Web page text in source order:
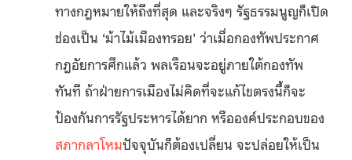
ทางกฎหมายให้ถึงที่สุด และจริงๆ รัฐธรรมนูญก็เปิด
ช่องเป็น ‘ม้าไม้เมืองทรอย’ ว่าเมื่อกองทัพประกาศ
กฎอัยการศึกแล้ว พลเรือนจะอยู่ภายใต้กองทัพ
ทันที ถ้าฝ่ายการเมืองไม่คิดที่จะแก้ไขตรงนี้ก็จะ
ป้องกันการรัฐประหารได้ยาก หรือองค์ประกอบของ
สภากลาโหมปัจจุบันก็ต้องเปลี่ยน จะปล่อยให้เป็น